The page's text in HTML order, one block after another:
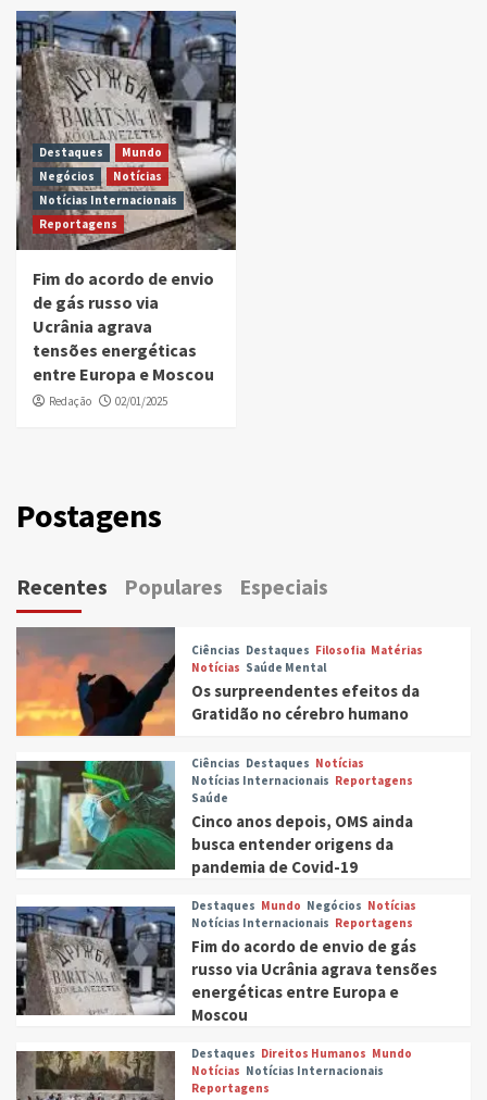
Destaques
Mundo
Negócios
Notícias
Notícias Internacionais
Reportagens
Fim do acordo de envio
de gás russo via
Ucrânia agrava
tensões energéticas
entre Europa e Moscou
Redação 02/01/2025
Postagens
Recentes Populares Especiais
Ciências Destaques Filosofia Matérias
Notícias Saúde Mental
Os surpreendentes efeitos da
Gratidão no cérebro humano
Ciências Destaques Notícias
Notícias Internacionais Reportagens
Saúde
Cinco anos depois, OMS ainda
busca entender origens da
pandemia de Covid-19
Destaques Mundo Negócios Notícias
Notícias Internacionais Reportagens
Fim do acordo de envio de gás
russo via Ucrânia agrava tensões
energéticas entre Europa e
Moscou
Destaques Direitos Humanos Mundo
Notícias Notícias Internacionais
Reportagens